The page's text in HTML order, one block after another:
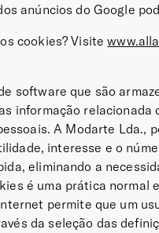
anúncios do Google
cookies? Visite
software que são
informação relacionada
A Modarte Lda.,
interesse e o
eliminando a
é uma prática
permite que um
da seleção das